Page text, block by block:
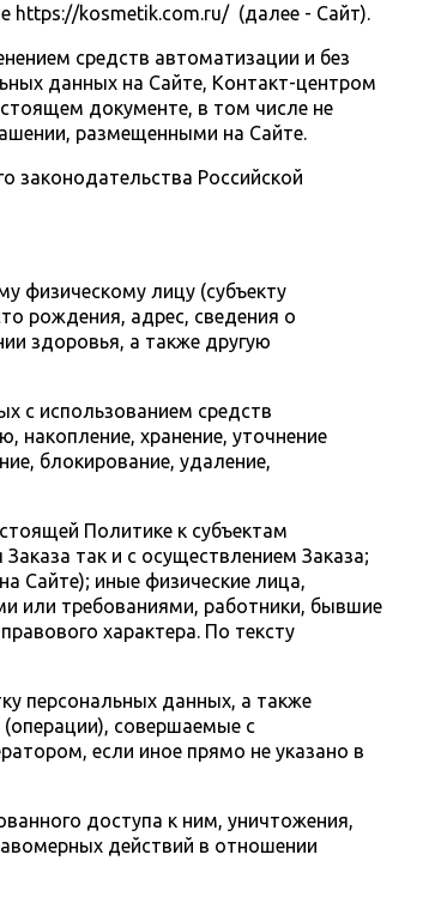
https://kosmetik.com.ru/ (далее - Сайт).
средств автоматизации и без
данных на Сайте, Контакт-центром
документе, в том числе не
размещенными на Сайте.
законодательства Российской
физическому лицу (субъекту
рождения, адрес, сведения о
здоровья, а также другую
с использованием средств
накопление, хранение, уточнение
блокирование, удаление,
Политике к субъектам
так и с осуществлением Заказа;
Сайте); иные физические лица,
или требованиями, работники, бывшие
характера. По тексту
персональных данных, а также
совершаемые с
если иное прямо не указано в
доступа к ним, уничтожения,
действий в отношении